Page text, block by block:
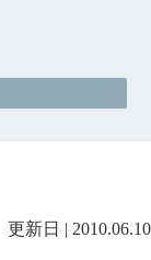
新日 | 2010.06.10